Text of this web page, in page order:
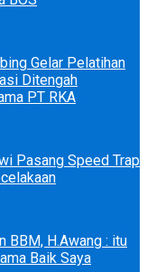
Gelar Pelatihan
Ditengah
PT RKA
Pasang Speed Trap
BBM, H.Awang : itu
Baik Saya